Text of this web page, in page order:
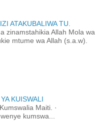
ATAKUBALIWA TU.
zinamstahikia Allah Mola wa
mtume wa Allah (s.a.w).
KUISWALI
Maiti. ·
kumswa...